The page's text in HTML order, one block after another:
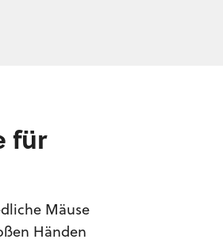
für
Mäuse
Händen